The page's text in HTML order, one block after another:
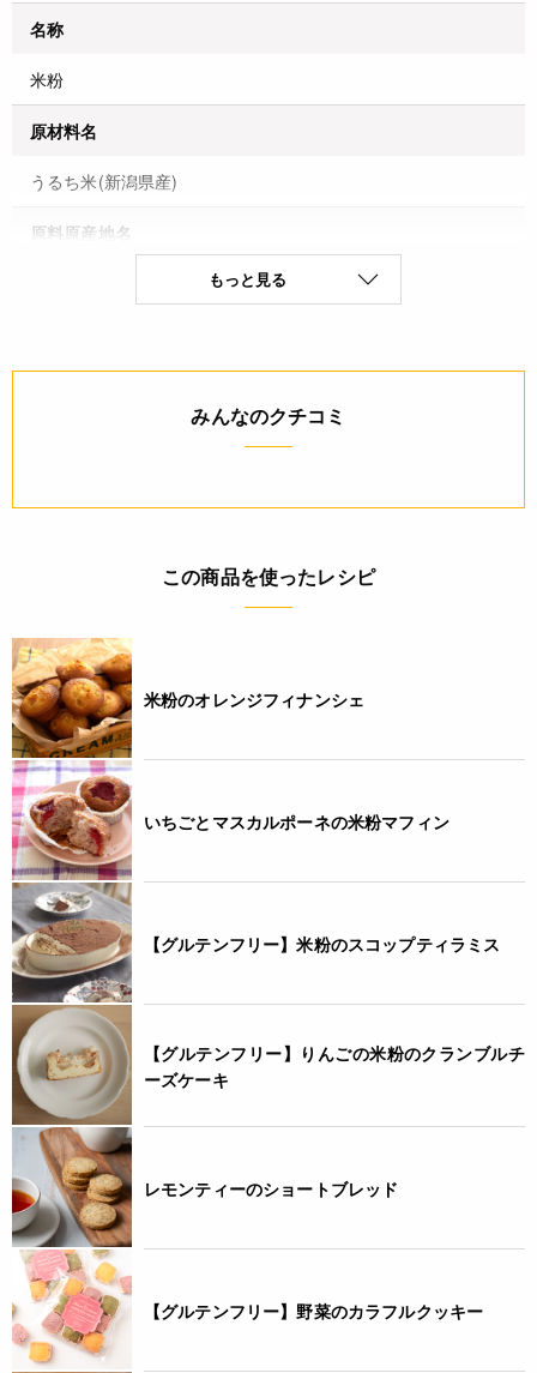
名称
米粉
原材料名
うるち米(新潟県産)
原料原産地名
180日
コンタミネーション
* 本品加工所では、小麦・乳成分・卵・そば・落花生・えび・
かに・くるみを含む食品も扱っています。(特定原材料8品目
中) (1kg、500g)
栄養成分表示
(100g当たり) エネルギー 372kcal たんぱく質 6.0g 脂質 1.3g
炭水化物 80.4g 食塩相当量 0.01g *この表示値は、目安で
す。
注意事項
◆商品の在庫・販売状況について◆
・諸事情により、予告なく販売終了になる場合がございます。
予めご了承ください。
・当サイトに掲載されている商品は、ご購入可能な状態にあっ
ても必ずしも在庫を保証するものではありません。予めご了承
ください。
もっと見る
みんなのクチコミ
この商品を使ったレシピ
米粉のオレンジフィナンシェ
いちごとマスカルポーネの米粉マフィン
【グルテンフリー】米粉のスコップティラミス
【グルテンフリー】りんごの米粉のクランブルチ
ーズケーキ
レモンティーのショートブレッド
【グルテンフリー】野菜のカラフルクッキー